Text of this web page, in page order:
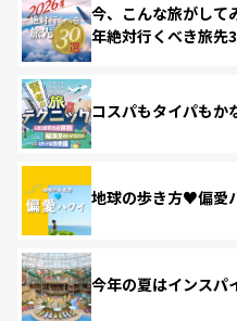
今、こんな旅がして
年絶対行くべき旅先
コスパもタイパもか
地球の歩き方♥偏愛
今年の夏はインスパ